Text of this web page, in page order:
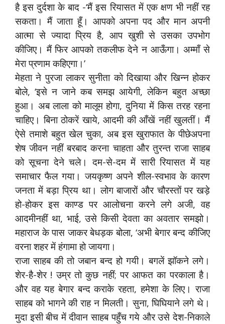
है इस दुर्दशा के बाद -‘मैं इस रियासत में एक क्षण भी नहीं रह
सकता। मैं जाता हूँ। आपको अपना पद और मान अपनी
आत्मा से ज्यादा प्रिय है, आप खुशी से उसका उपभोग
कीजिए। मैं फिर आपको तकलीफ देने न आऊँगा। अम्माँ से
मेरा प्रणाम कहिएगा।’
मेहता ने पुरजा लाकर सुनीता को दिखाया और खिन्न होकर
बोले, ‘इसे न जाने कब समझ आयेगी, लेकिन बहुत अच्छा
हुआ। अब लाला को मालूम होगा, दुनिया में किस तरह रहना
चाहिए। बिना ठोकरें खाये, आदमी की आँखें नहीं खुलतीं। मैं
ऐसे तमाशे बहुत खेल चुका, अब इस खुराफात के पीछेअपना
शेष जीवन नहीं बरबाद करना चाहता और तुरन्त राजा साहब
को सूचना देने चले। दम-से-दम में सारी रियासत में यह
समाचार फैल गया। जयकृष्ण अपने शील-स्वभाव के कारण
जनता में बड़ा प्रिय था। लोग बाजारों और चौरस्तों पर खड़े
हो-होकर इस काण्ड पर आलोचना करने लगे अजी, वह
आदमीनहीं था, भाई, उसे किसी देवता का अवतार समझो।
महाराज के पास जाकर बेधड़क बोला, ‘अभी बेगार बन्द कीजिए
वरना शहर में हंगामा हो जायगा।
राजा साहब की तो जबान बन्द हो गयी। बगलें झॉकने लगे।
शेर-है-शेर ! उम्र तो कुछ नहीं; पर आफत का परकाला है।
और वह यह बेगार बन्द कराके रहता, हमेशा के लिए। राजा
साहब को भागने की राह न मिलती। सुना, घिघियाने लगे थे।
मुदा इसी बीच में दीवान साहब पहुँच गये और उसे देश-निकाले